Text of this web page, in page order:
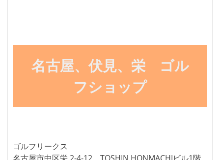
名古屋、伏見、栄 ゴル
フショップ
ゴルフリークス